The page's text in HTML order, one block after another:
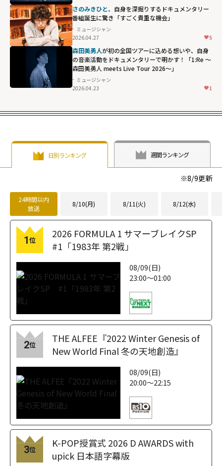
さのみきひと、自身を深掘りするドキュメンタリー
番組誕生に驚き「すごく貴重な機会」
ミュージシャン
2026.04.27
5
森田美勇人が初の全国ツアーに込める想いや、自身
の音楽活動をドキュメンタリーで明かす！「1:Re ～
森田美勇人 meets Live Tour 2026～」
ミュージシャン
2026.04.23
1
日別ランキング 週間ランキング
※8/9更新
24時間以内
放送
8/10(月) 8/11(火) 8/12(水)
1位
2026 FORMULA 1 サマーブレイクSP
#1「1983年 第2戦」
08/09(日)
23:00～01:00
2位
THE ALFEE『2022 Winter Genesis of
New World Final 冬の天地創造』
08/09(日)
20:00～22:15
3位
K-POP授賞式 2026 D AWARDS with
upick 日本語字幕版